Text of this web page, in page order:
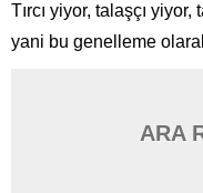
Tırcı yiyor, talaşçı yiyor,
yani bu genelleme
ARA